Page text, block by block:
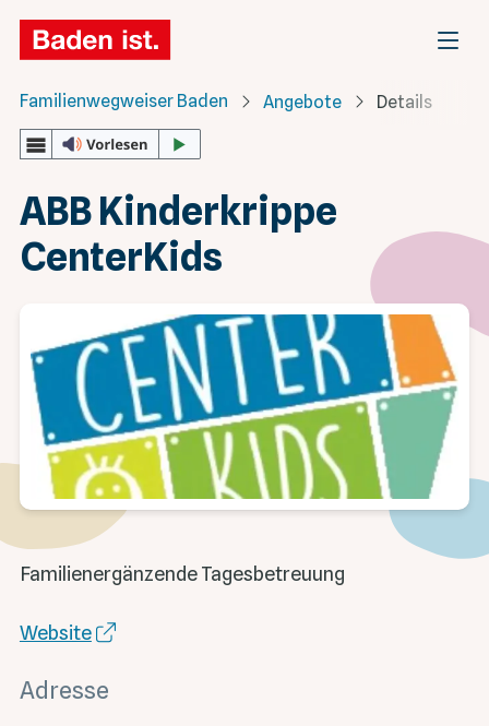
Familienwegweiser Baden Angebote Details
ABB Kinderkrippe
CenterKids
Familienergänzende Tagesbetreuung
Website
Adresse